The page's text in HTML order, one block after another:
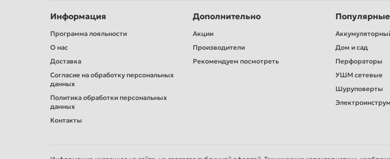
Информация
Программа лояльности
О нас
Доставка
Согласие на обработку персональных
данных
Политика обработки персональных
данных
Контакты
Дополнительно
Акции
Производители
Рекомендуем посмотреть
Популярные
Дом и сад
Перфораторы
УШМ сетевые
Шуруповерты